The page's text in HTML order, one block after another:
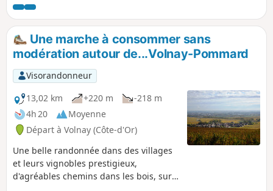
Une marche à consommer sans
modération autour de...Volnay-Pommard
Visorandonneur
13,02 km
+220 m
-218 m
4h 20
Moyenne
Départ à Volnay (Côte-d'Or)
Une belle randonnée dans des villages
et leurs vignobles prestigieux,
d'agréables chemins dans les bois, sur